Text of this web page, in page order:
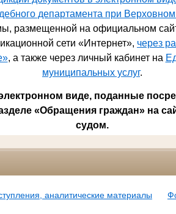
департамента при
размещенной на официальном
сети «Интернет», через
, а также через личный кабинет на
муниципальных услуг.
виде, поданные
«Обращения граждан» на
судом.
аналитические материалы